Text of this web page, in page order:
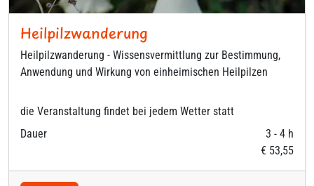
Heilpilzwanderung
Heilpilzwanderung - Wissensvermittlung zur Bestimmung,
Anwendung und Wirkung von einheimischen Heilpilzen
die Veranstaltung findet bei jedem Wetter statt
Dauer
3 - 4 h
€ 53,55